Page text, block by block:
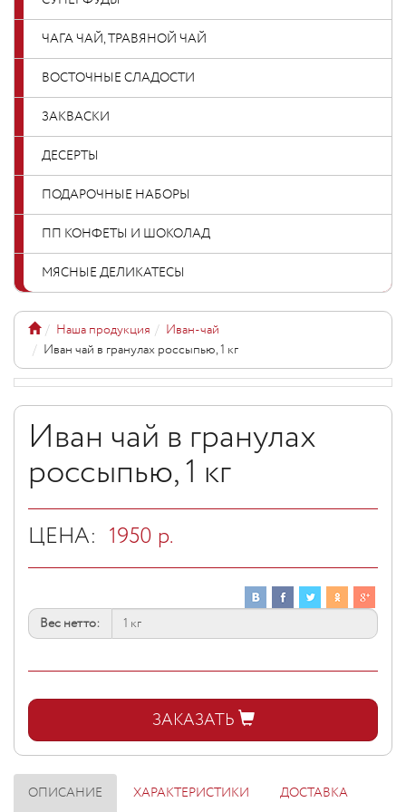
ЧАГА ЧАЙ, ТРАВЯНОЙ ЧАЙ
ВОСТОЧНЫЕ СЛАДОСТИ
ЗАКВАСКИ
ДЕСЕРТЫ
ПОДАРОЧНЫЕ НАБОРЫ
ПП КОНФЕТЫ И ШОКОЛАД
МЯСНЫЕ ДЕЛИКАТЕСЫ
Наша продукция
Иван-чай
Иван чай в гранулах россыпью, 1 кг
Иван чай в гранулах
россыпью, 1 кг
ЦЕНА: 1950 р.
Вес нетто:
ЗАКАЗАТЬ
ОПИСАНИЕ ХАРАКТЕРИСТИКИ ДОСТАВКА